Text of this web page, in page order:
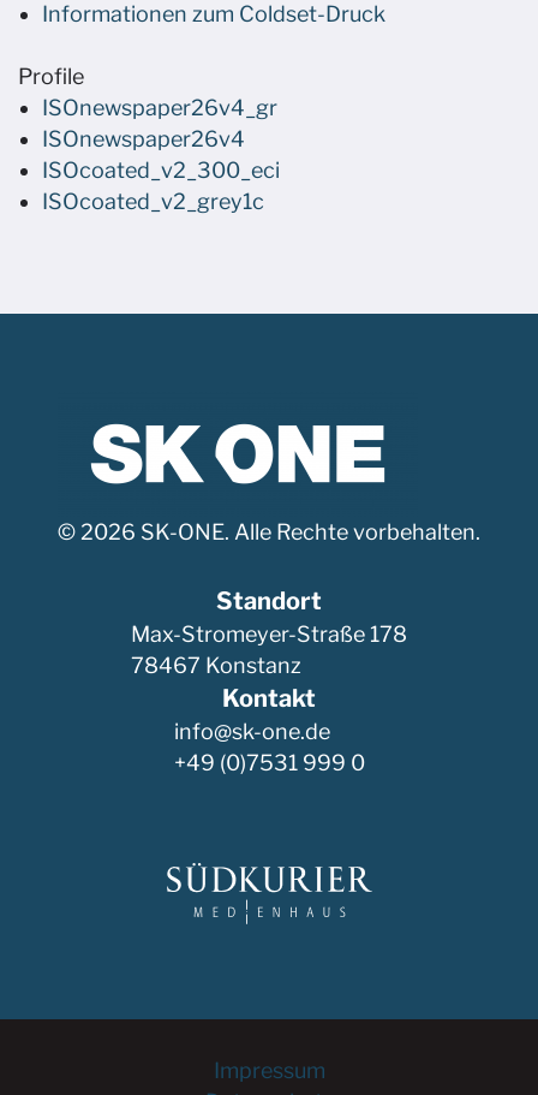
Informationen zum Coldset-Druck
Profile
ISOnewspaper26v4_gr
ISOnewspaper26v4
ISOcoated_v2_300_eci
ISOcoated_v2_grey1c
© 2026 SK-ONE. Alle Rechte vorbehalten.
Standort
Max-Stromeyer-Straße 178
78467 Konstanz
Kontakt
info@sk-one.de
+49 (0)7531 999 0
Impressum